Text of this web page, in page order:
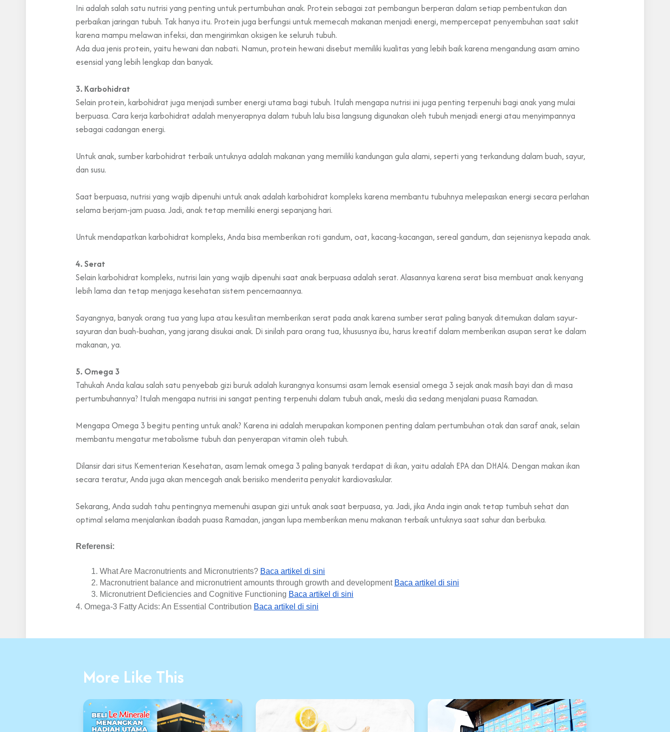
Ini adalah salah satu nutrisi yang penting untuk pertumbuhan anak. Protein sebagai zat pembangun berperan dalam setiap pembentukan dan
perbaikan jaringan tubuh. Tak hanya itu. Protein juga berfungsi untuk memecah makanan menjadi energi, mempercepat penyembuhan saat sakit
karena mampu melawan infeksi, dan mengirimkan oksigen ke seluruh tubuh.
Ada dua jenis protein, yaitu hewani dan nabati. Namun, protein hewani disebut memiliki kualitas yang lebih baik karena mengandung asam amino
esensial yang lebih lengkap dan banyak.
3. Karbohidrat
Selain protein, karbohidrat juga menjadi sumber energi utama bagi tubuh. Itulah mengapa nutrisi ini juga penting terpenuhi bagi anak yang mulai
berpuasa. Cara kerja karbohidrat adalah menyerapnya dalam tubuh lalu bisa langsung digunakan oleh tubuh menjadi energi atau menyimpannya
sebagai cadangan energi.
Untuk anak, sumber karbohidrat terbaik untuknya adalah makanan yang memiliki kandungan gula alami, seperti yang terkandung dalam buah, sayur,
dan susu.
Saat berpuasa, nutrisi yang wajib dipenuhi untuk anak adalah karbohidrat kompleks karena membantu tubuhnya melepaskan energi secara perlahan
selama berjam-jam puasa. Jadi, anak tetap memiliki energi sepanjang hari.
Untuk mendapatkan karbohidrat kompleks, Anda bisa memberikan roti gandum, oat, kacang-kacangan, sereal gandum, dan sejenisnya kepada anak.
4. Serat
Selain karbohidrat kompleks, nutrisi lain yang wajib dipenuhi saat anak berpuasa adalah serat. Alasannya karena serat bisa membuat anak kenyang
lebih lama dan tetap menjaga kesehatan sistem pencernaannya.
Sayangnya, banyak orang tua yang lupa atau kesulitan memberikan serat pada anak karena sumber serat paling banyak ditemukan dalam sayur-
sayuran dan buah-buahan, yang jarang disukai anak. Di sinilah para orang tua, khususnya ibu, harus kreatif dalam memberikan asupan serat ke dalam
makanan, ya.
5. Omega 3
Tahukah Anda kalau salah satu penyebab gizi buruk adalah kurangnya konsumsi asam lemak esensial omega 3 sejak anak masih bayi dan di masa
pertumbuhannya? Itulah mengapa nutrisi ini sangat penting terpenuhi dalam tubuh anak, meski dia sedang menjalani puasa Ramadan.
Mengapa Omega 3 begitu penting untuk anak? Karena ini adalah merupakan komponen penting dalam pertumbuhan otak dan saraf anak, selain
membantu mengatur metabolisme tubuh dan penyerapan vitamin oleh tubuh.
Dilansir dari situs Kementerian Kesehatan, asam lemak omega 3 paling banyak terdapat di ikan, yaitu adalah EPA dan DHAl4. Dengan makan ikan
secara teratur, Anda juga akan mencegah anak berisiko menderita penyakit kardiovaskular.
Sekarang, Anda sudah tahu pentingnya memenuhi asupan gizi untuk anak saat berpuasa, ya. Jadi, jika Anda ingin anak tetap tumbuh sehat dan
optimal selama menjalankan ibadah puasa Ramadan, jangan lupa memberikan menu makanan terbaik untuknya saat sahur dan berbuka.
Referensi:
What Are Macronutrients and Micronutrients? Baca artikel di sini
Macronutrient balance and micronutrient amounts through growth and development Baca artikel di sini
Micronutrient Deficiencies and Cognitive Functioning Baca artikel di sini
4. Omega-3 Fatty Acids: An Essential Contribution Baca artikel di sini
More Like This